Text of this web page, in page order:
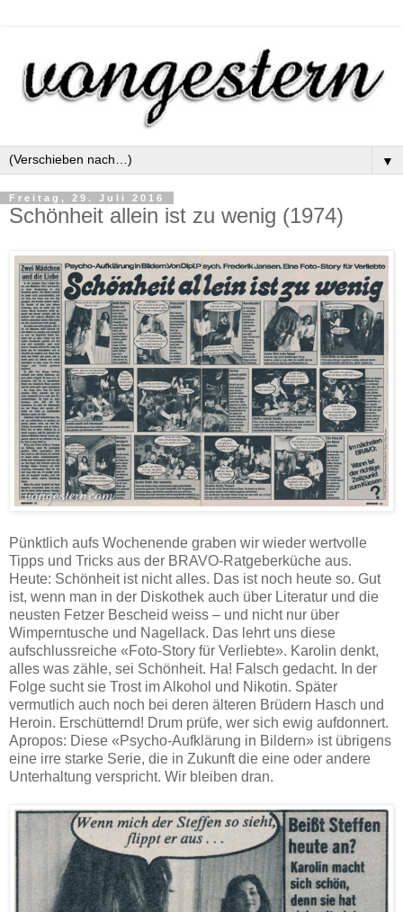
▼
Freitag, 29. Juli 2016
Schönheit allein ist zu wenig (1974)
Pünktlich aufs Wochenende graben wir wieder wertvolle
Tipps und Tricks aus der BRAVO-Ratgeberküche aus.
Heute: Schönheit ist nicht alles. Das ist noch heute so. Gut
ist, wenn man in der Diskothek auch über Literatur und die
neusten Fetzer Bescheid weiss – und nicht nur über
Wimperntusche und Nagellack. Das lehrt uns diese
aufschlussreiche «Foto-Story für Verliebte». Karolin denkt,
alles was zähle, sei Schönheit. Ha! Falsch gedacht. In der
Folge sucht sie Trost im Alkohol und Nikotin. Später
vermutlich auch noch bei deren älteren Brüdern Hasch und
Heroin. Erschütternd! Drum prüfe, wer sich ewig aufdonnert.
Apropos: Diese «Psycho-Aufklärung in Bildern» ist übrigens
eine irre starke Serie, die in Zukunft die eine oder andere
Unterhaltung verspricht. Wir bleiben dran.